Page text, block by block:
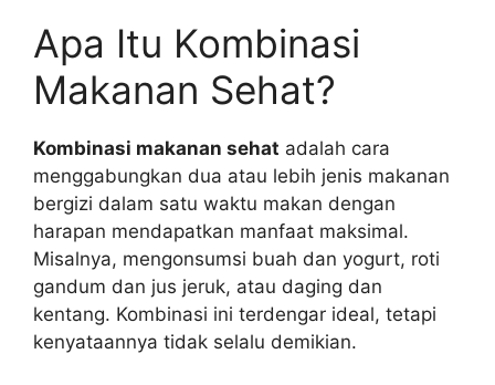
Apa Itu Kombinasi
Makanan Sehat?
Kombinasi makanan sehat adalah cara
menggabungkan dua atau lebih jenis makanan
bergizi dalam satu waktu makan dengan
harapan mendapatkan manfaat maksimal.
Misalnya, mengonsumsi buah dan yogurt, roti
gandum dan jus jeruk, atau daging dan
kentang. Kombinasi ini terdengar ideal, tetapi
kenyataannya tidak selalu demikian.